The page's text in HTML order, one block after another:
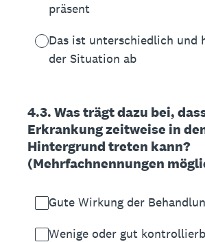
präsent
Das ist unterschiedlich und
der Situation ab
4.3. Was trägt dazu bei,
Erkrankung zeitweise in
Hintergrund treten kann?
(Mehrfachnennungen
Gute Wirkung der
Wenige oder gut